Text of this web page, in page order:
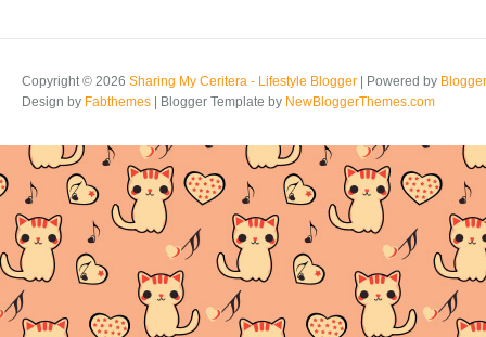
Copyright © 2026 Sharing My Ceritera - Lifestyle Blogger | Powered by Blogger
Design by Fabthemes | Blogger Template by NewBloggerThemes.com